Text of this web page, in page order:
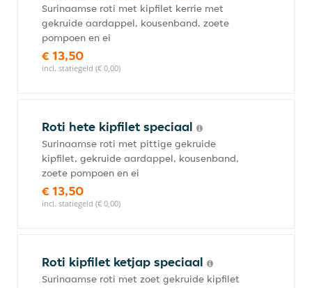
Surinaamse roti met kipfilet kerrie met
gekruide aardappel, kousenband, zoete
pompoen en ei
€ 13,50
incl. statiegeld (€ 0,00)
Roti hete kipfilet speciaal
Surinaamse roti met pittige gekruide
kipfilet, gekruide aardappel, kousenband,
zoete pompoen en ei
€ 13,50
incl. statiegeld (€ 0,00)
Roti kipfilet ketjap speciaal
Surinaamse roti met zoet gekruide kipfilet